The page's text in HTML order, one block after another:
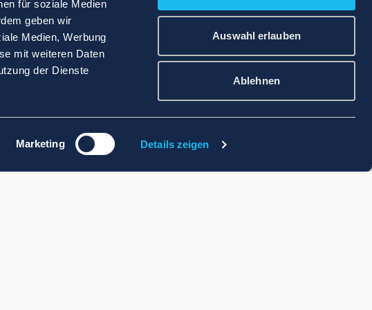
für soziale Medien
geben wir
Medien, Werbung
mit weiteren Daten
der Dienste
Marketing Details zeigen
Auswahl erlauben
Ablehnen